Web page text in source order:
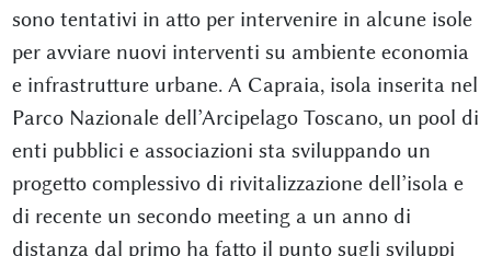
sono tentativi in atto per intervenire in alcune isole
per avviare nuovi interventi su ambiente economia
e infrastrutture urbane. A Capraia, isola inserita nel
Parco Nazionale dell’Arcipelago Toscano, un pool di
enti pubblici e associazioni sta sviluppando un
progetto complessivo di rivitalizzazione dell’isola e
di recente un secondo meeting a un anno di
distanza dal primo ha fatto il punto sugli sviluppi